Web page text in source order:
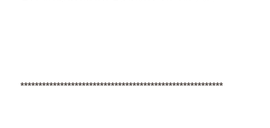
********************************************************